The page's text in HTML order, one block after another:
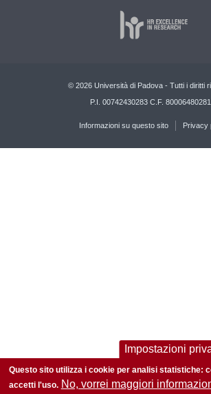
© 2026 Università di Padova - Tutti i diritti
P.I. 00742430283 C.F. 80006480281
Informazioni su questo sito Privacy
Impostazioni
Questo sito utilizza i cookie per analisi statistiche:
accetti l'uso. No, vorrei maggiori